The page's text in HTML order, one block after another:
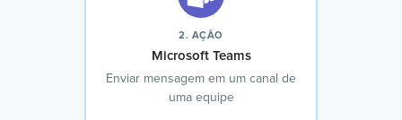
2. AÇÃO
Microsoft Teams
Enviar mensagem em um canal de
uma equipe